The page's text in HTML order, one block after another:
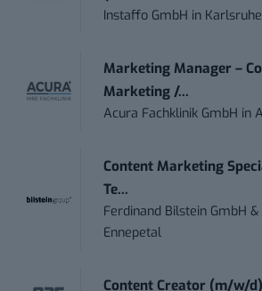
Instaffo GmbH in Karlsruhe
Marketing Manager –
Marketing /...
Acura Fachklinik GmbH in
Content Marketing
Te...
Ferdinand Bilstein GmbH &
Ennepetal
Content Creator (m/w/d)